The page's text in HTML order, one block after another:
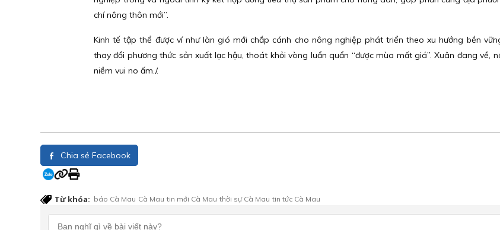
chí nông thôn mới”.
Kinh tế tập thể được ví như làn gió mới chắp cánh cho nông nghiệp phát triển theo xu hướng bền
thay đổi phương thức sản xuất lạc hậu, thoát khỏi vòng luẩn quẩn “được mùa mất giá”. Xuân đang về,
niềm vui no ấm./.
Chia sẻ Facebook
Từ khóa: báo Cà Mau Cà Mau tin mới Cà Mau thời sự Cà Mau tin tức Cà Mau